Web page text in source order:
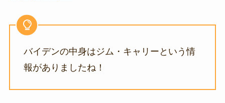
バイデンの中身はジム・キャリーという情
報がありましたね！